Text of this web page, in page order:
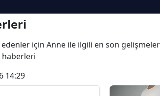
Artvin
Balıkesir
için Anne ile ilgili en son
haberleri
14:29